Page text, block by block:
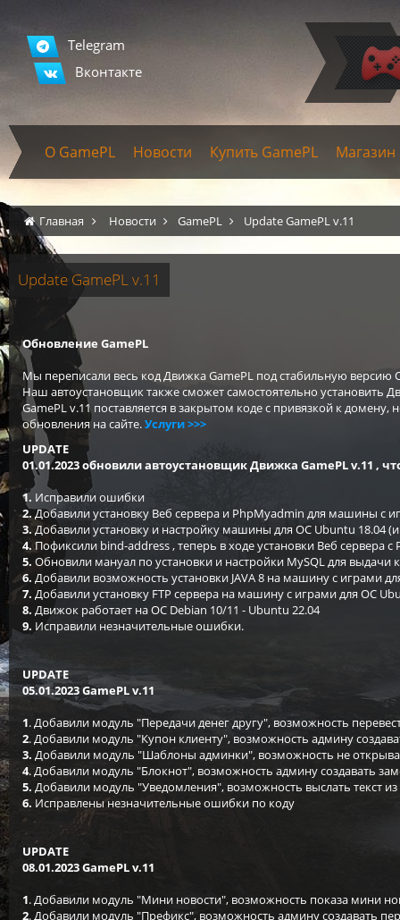
Telegram
Вконтакте
О GamePL Новости Купить GamePL Магазин
Главная Новости GamePL Update GamePL v.11
Update GamePL v.11
Обновление GamePL
Мы переписали весь код Движка GamePL под стабильную версию
Наш автоустановщик также сможет самостоятельно установить
GamePL v.11 поставляется в закрытом коде с привязкой к
обновления на сайте.Услуги >>>
UPDATE
01.01.2023 обновили автоустановщик Движка GamePL v.11 ,
1. Исправили ошибки
2.Добавили установку Веб сервера и PhpMyadmin для машины с
3.Добавили установку и настройку машины для OC Ubuntu 18.04
4.Пофиксили bind-address , теперь в ходе установки Веб сервера
5. Обновили мануал по установки и настройки MySQL для
6. Добавили возможность установки JAVA 8 на машину с играми
7. Добавили установку FTP сервера на машину с играми для OC
8. Движок работает на OC Debian 10/11 - Ubuntu 22.04
9. Исправили незначительные ошибки.
UPDATE
05.01.2023 GamePL v.11
1. Добавили модуль "Передачи денег другу", возможность
2. Добавили модуль "Купон клиенту", возможность админу
3. Добавили модуль "Шаблоны админки", возможность не
4. Добавили модуль "Блокнот", возможность админу создавать
5. Добавили модуль "Уведомления", возможность выслать текст
6. Исправлены незначительные ошибки по коду
UPDATE
08.01.2023 GamePL v.11
1. Добавили модуль "Мини новости", возможность показа мини
2. Добавили модуль "Префикс", возможность админу создавать